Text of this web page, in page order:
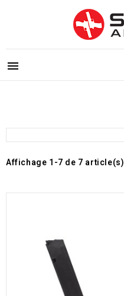

Affichage 1-7 de 7 article(s)